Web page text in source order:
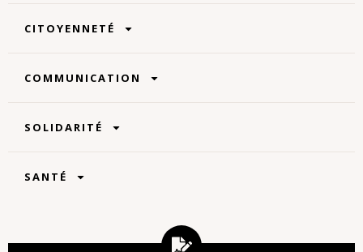
CITOYENNETÉ
COMMUNICATION
SOLIDARITÉ
SANTÉ